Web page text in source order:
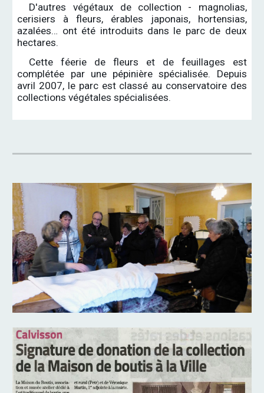
D'autres végétaux de collection - magnolias,
cerisiers à fleurs, érables japonais, hortensias,
azalées… ont été introduits dans le parc de deux
hectares.
Cette féerie de fleurs et de feuillages est
complétée par une pépinière spécialisée. Depuis
avril 2007, le parc est classé au conservatoire des
collections végétales spécialisées.